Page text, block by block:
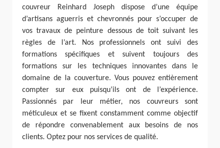
couvreur Reinhard Joseph dispose d’une équipe
d’artisans aguerris et chevronnés pour s’occuper de
vos travaux de peinture dessous de toit suivant les
règles de l’art. Nos professionnels ont suivi des
formations spécifiques et suivent toujours des
formations sur les techniques innovantes dans le
domaine de la couverture. Vous pouvez entièrement
compter sur eux puisqu’ils ont de l’expérience.
Passionnés par leur métier, nos couvreurs sont
méticuleux et se fixent constamment comme objectif
de répondre convenablement aux besoins de nos
clients. Optez pour nos services de qualité.